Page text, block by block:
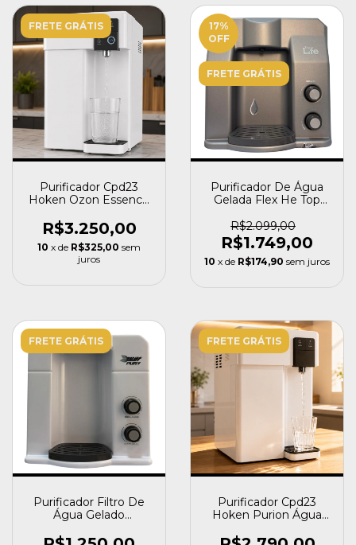
FRETE GRÁTIS
Purificador Cpd23
Hoken Ozon Essence
R$3.250,00
10 x de R$325,00 sem
juros
17%
OFF
FRETE GRÁTIS
Purificador De Água
Gelada Flex He Top
R$2.099,00
R$1.749,00
10 x de R$174,90 sem juros
FRETE GRÁTIS
Purificador Filtro De
Água Gelado
FRETE GRÁTIS
Purificador Cpd23
Hoken Purion Água